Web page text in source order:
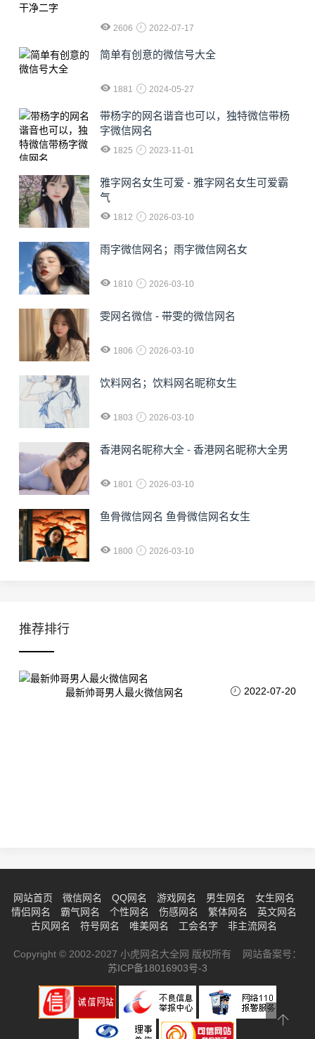
2606 2022-07-17
简单有创意的微信号大全
1881 2024-05-27
​带杨字的网名谐音也可以，独特微信带杨
字微信网名
1825 2023-11-01
雅字网名女生可爱 - 雅字网名女生可爱霸
气
1812 2026-03-10
雨字微信网名；雨字微信网名女
1810 2026-03-10
雯网名微信 - 带雯的微信网名
1806 2026-03-10
饮料网名；饮料网名昵称女生
1803 2026-03-10
香港网名昵称大全 - 香港网名昵称大全男
1801 2026-03-10
鱼骨微信网名 鱼骨微信网名女生
1800 2026-03-10
推荐排行
最新帅哥男人最火微信网名 2022-07-20
网站首页 微信网名 QQ网名 游戏网名 男生网名
女生网名
情侣网名
霸气网名 个性网名 伤感网名 繁体网名
英文网名
古风网名
符号网名 唯美网名 工会名字 非主流网名
Copyright © 2002-2027 小虎网名大全网 版权所有 网站备案号：
苏ICP备18016903号-3